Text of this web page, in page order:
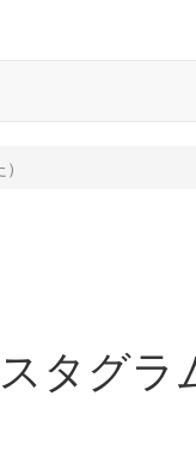
タグ